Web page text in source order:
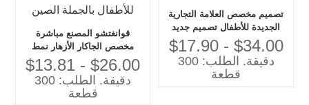
قوانغتشو المصنع مباشرة
مخصص الجاكار الأزهار نمط
الفتيات سترة سترة الشتاء
محبوك ملابس للأطفال بالجملة
الصين
$13.81 - $26.00
دقيقة. الطلب: 300
قطعة
تصميم مخصص العلامة التجارية
الجديدة للأطفال تصميم جديد
محبوك البلوزات
$17.90 - $34.00
دقيقة. الطلب: 300
قطعة